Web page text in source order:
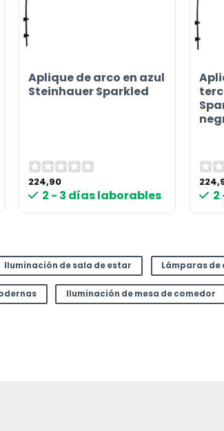
Aplique de arco en azul
Steinhauer Sparkled
224,90
2 - 3 días laborables 2
Iluminación de sala de estar Lámparas
Iluminación de mesa de comedor